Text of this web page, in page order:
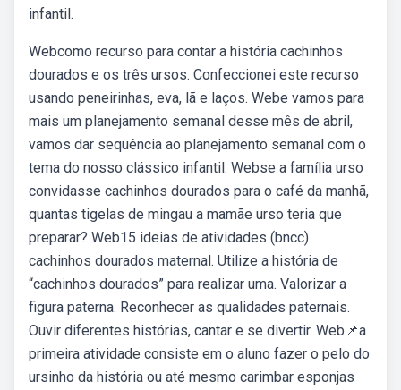
infantil.
Webcomo recurso para contar a história cachinhos
dourados e os três ursos. Confeccionei este recurso
usando peneirinhas, eva, lã e laços. Webe vamos para
mais um planejamento semanal desse mês de abril,
vamos dar sequência ao planejamento semanal com o
tema do nosso clássico infantil. Webse a família urso
convidasse cachinhos dourados para o café da manhã,
quantas tigelas de mingau a mamãe urso teria que
preparar? Web15 ideias de atividades (bncc)
cachinhos dourados maternal. Utilize a história de
“cachinhos dourados” para realizar uma. Valorizar a
figura paterna. Reconhecer as qualidades paternais.
Ouvir diferentes histórias, cantar e se divertir. Web📌a
primeira atividade consiste em o aluno fazer o pelo do
ursinho da história ou até mesmo carimbar esponjas